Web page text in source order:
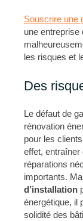
Souscrire une
une entreprise
les risques et
Des
Le défaut de
rénovation
pour les
effet,
réparations
importants.
d’installation
énergétique, il
solidité des